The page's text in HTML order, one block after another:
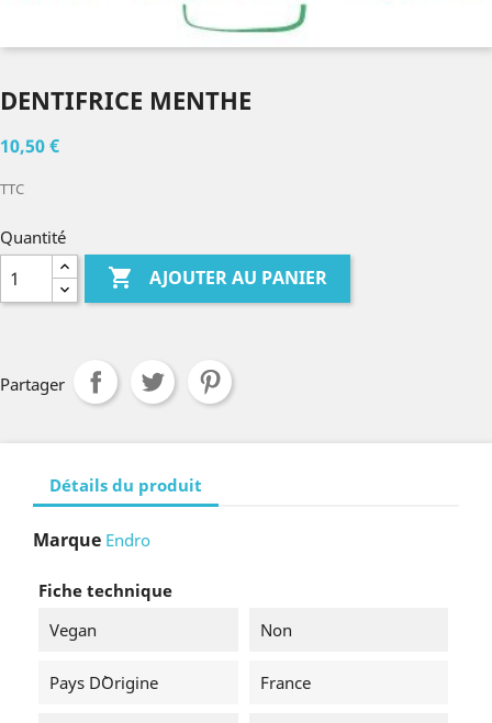
DENTIFRICE MENTHE
10,50 €
TTC
Quantité
 AJOUTER AU PANIER
Partager
Détails du produit
Marque Endro
Fiche technique
Vegan
Non
Pays D`origine France